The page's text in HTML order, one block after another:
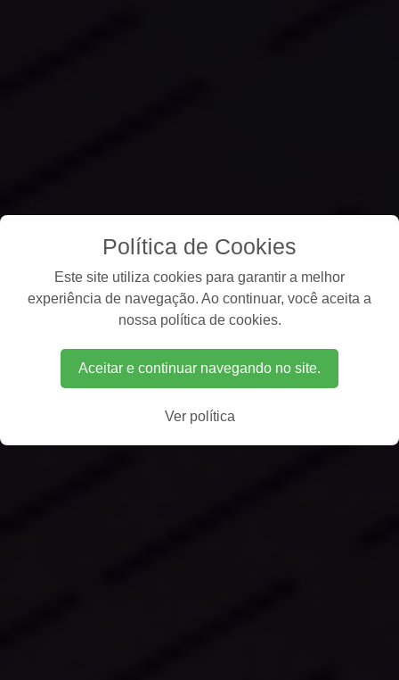
Política de Cookies
Este site utiliza cookies para garantir a melhor
experiência de navegação. Ao continuar, você aceita a
nossa política de cookies.
Aceitar e continuar navegando no site.
Ver política